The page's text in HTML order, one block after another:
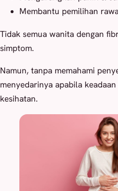
Membantu pemilihan
Tidak semua wanita dengan
simptom.
Namun, tanpa memahami
menyedarinya apabila
kesihatan.